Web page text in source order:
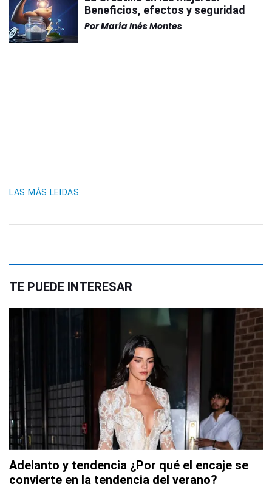
Beneficios, efectos y seguridad
PorMaría Inés Montes
LAS MÁS LEIDAS
TE PUEDE INTERESAR
Adelanto y tendencia ¿Por qué el encaje se
convierte en la tendencia del verano?